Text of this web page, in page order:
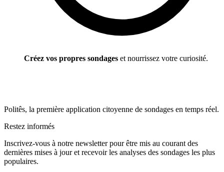
Créez vos propres sondages et nourrissez votre curiosité.
Politês, la première application citoyenne de sondages en temps réel.
Restez informés
Inscrivez-vous à notre newsletter pour être mis au courant des
dernières mises à jour et recevoir les analyses des sondages les plus
populaires.